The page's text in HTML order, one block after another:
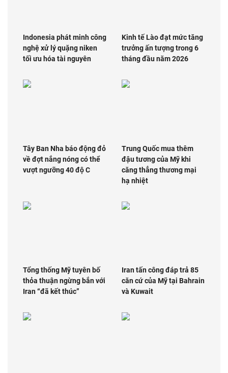
Indonesia phát minh công
nghệ xử lý quặng niken
tối ưu hóa tài nguyên
Kinh tế Lào đạt mức tăng
trưởng ấn tượng trong 6
tháng đầu năm 2026
Tây Ban Nha báo động đỏ
về đợt nắng nóng có thể
vượt ngưỡng 40 độ C
Trung Quốc mua thêm
đậu tương của Mỹ khi
căng thẳng thương mại
hạ nhiệt
Tổng thống Mỹ tuyên bố
thỏa thuận ngừng bắn với
Iran “đã kết thúc”
Iran tấn công đáp trả 85
căn cứ của Mỹ tại Bahrain
và Kuwait